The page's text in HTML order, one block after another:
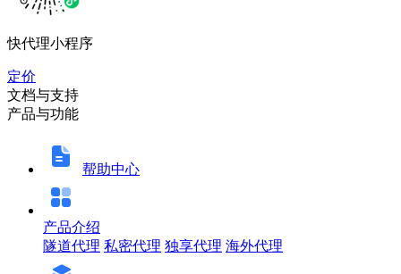
快代理小程序
定价
文档与支持
产品与功能
帮助中心
产品介绍
隧道代理 私密代理 独享代理 海外代理